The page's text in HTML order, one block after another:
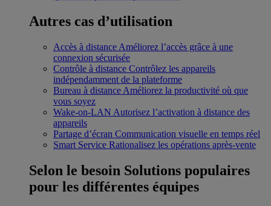
Autres cas d’utilisation
Accès à distance Améliorez l’accès grâce à une
connexion sécurisée
Contrôle à distance Contrôlez les appareils
indépendamment de la plateforme
Bureau à distance Améliorez la productivité où que
vous soyez
Wake-on-LAN Autorisez l’activation à distance des
appareils
Partage d’écran Communication visuelle en temps réel
Smart Service Rationalisez les opérations après-vente
Selon le besoin Solutions populaires
pour les différentes équipes